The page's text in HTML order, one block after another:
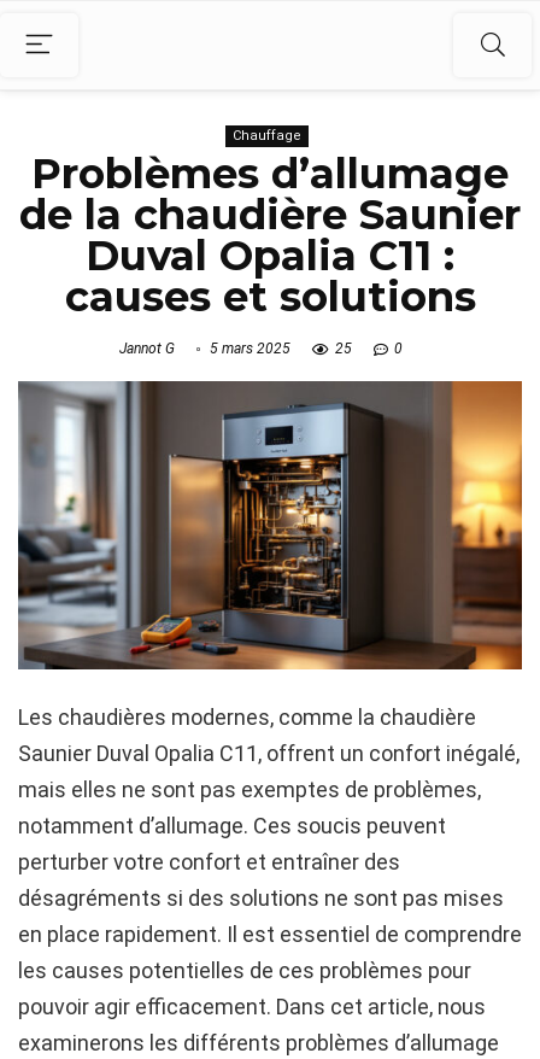
Chauffage
Problèmes d’allumage
de la chaudière Saunier
Duval Opalia C11 :
causes et solutions
Jannot G 5 mars 2025 25 0
Les chaudières modernes, comme la chaudière
Saunier Duval Opalia C11, offrent un confort inégalé,
mais elles ne sont pas exemptes de problèmes,
notamment d’allumage. Ces soucis peuvent
perturber votre confort et entraîner des
désagréments si des solutions ne sont pas mises
en place rapidement. Il est essentiel de comprendre
les causes potentielles de ces problèmes pour
pouvoir agir efficacement. Dans cet article, nous
examinerons les différents problèmes d’allumage